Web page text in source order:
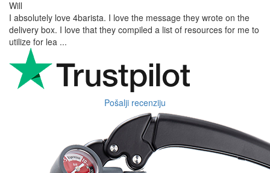
Will
I absolutely love 4barista. I love the message they wrote on the
delivery box. I love that they compiled a list of resources for me to
utilize for lea ...
Pošalji recenziju